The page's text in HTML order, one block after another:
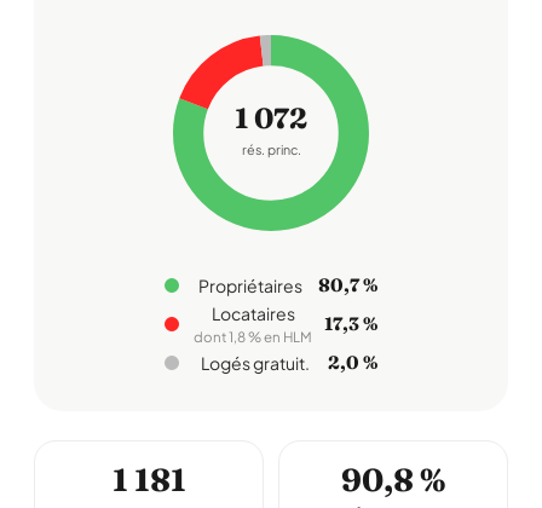
1 072
rés. princ.
Propriétaires 80,7 %
Locataires
dont 1,8 % en HLM
17,3 %
Logés gratuit. 2,0 %
1 181 90,8 %